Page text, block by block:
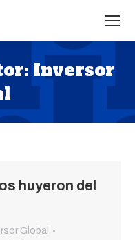
Inversor
aquí:
huyeron del
Global